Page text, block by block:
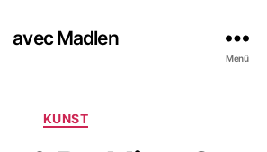
avec Madlen
Menü
K
KUNST